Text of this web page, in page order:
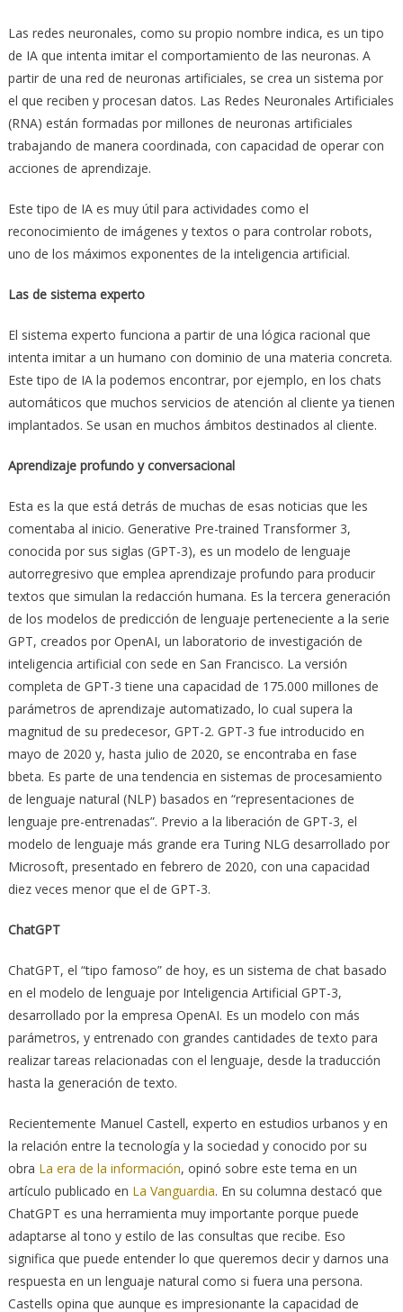
Las redes neuronales, como su propio nombre indica, es un tipo
de IA que intenta imitar el comportamiento de las neuronas. A
partir de una red de neuronas artificiales, se crea un sistema por
el que reciben y procesan datos. Las Redes Neuronales Artificiales
(RNA) están formadas por millones de neuronas artificiales
trabajando de manera coordinada, con capacidad de operar con
acciones de aprendizaje.
Este tipo de IA es muy útil para actividades como el
reconocimiento de imágenes y textos o para controlar robots,
uno de los máximos exponentes de la inteligencia artificial.
Las de sistema experto
El sistema experto funciona a partir de una lógica racional que
intenta imitar a un humano con dominio de una materia concreta.
Este tipo de IA la podemos encontrar, por ejemplo, en los chats
automáticos que muchos servicios de atención al cliente ya tienen
implantados. Se usan en muchos ámbitos destinados al cliente.
Aprendizaje profundo y conversacional
Esta es la que está detrás de muchas de esas noticias que les
comentaba al inicio. Generative Pre-trained Transformer 3,
conocida por sus siglas (GPT-3), es un modelo de lenguaje
autorregresivo que emplea aprendizaje profundo para producir
textos que simulan la redacción humana. Es la tercera generación
de los modelos de predicción de lenguaje perteneciente a la serie
GPT, creados por OpenAI, un laboratorio de investigación de
inteligencia artificial con sede en San Francisco. La versión
completa de GPT-3 tiene una capacidad de 175.000 millones de
parámetros de aprendizaje automatizado, lo cual supera la
magnitud de su predecesor, GPT-2. GPT-3 fue introducido en
mayo de 2020 y, hasta julio de 2020, se encontraba en fase
bbeta. Es parte de una tendencia en sistemas de procesamiento
de lenguaje natural (NLP) basados en “representaciones de
lenguaje pre-entrenadas”. Previo a la liberación de GPT-3, el
modelo de lenguaje más grande era Turing NLG desarrollado por
Microsoft, presentado en febrero de 2020, con una capacidad
diez veces menor que el de GPT-3.
ChatGPT
ChatGPT, el “tipo famoso” de hoy, es un sistema de chat basado
en el modelo de lenguaje por Inteligencia Artificial GPT-3,
desarrollado por la empresa OpenAI. Es un modelo con más
parámetros, y entrenado con grandes cantidades de texto para
realizar tareas relacionadas con el lenguaje, desde la traducción
hasta la generación de texto.
Recientemente Manuel Castell, experto en estudios urbanos y en
la relación entre la tecnología y la sociedad y conocido por su
obra La era de la información, opinó sobre este tema en un
artículo publicado en La Vanguardia. En su columna destacó que
ChatGPT es una herramienta muy importante porque puede
adaptarse al tono y estilo de las consultas que recibe. Eso
significa que puede entender lo que queremos decir y darnos una
respuesta en un lenguaje natural como si fuera una persona.
Castells opina que aunque es impresionante la capacidad de